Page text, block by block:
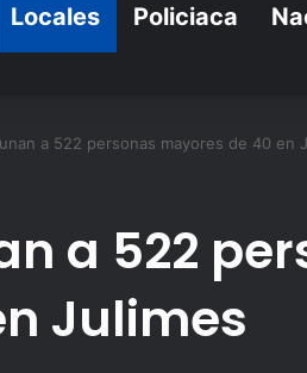
Locales Policiaca
a 522 personas mayores de 40 en
a 522
Julimes